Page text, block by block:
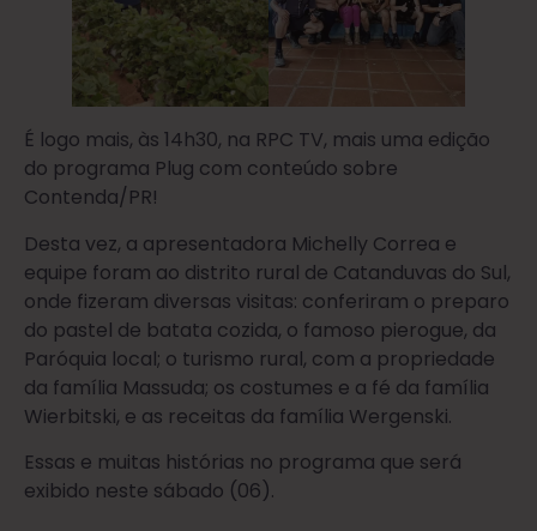
É logo mais, às 14h30, na RPC TV, mais uma edição
do programa Plug com conteúdo sobre
Contenda/PR!
Desta vez, a apresentadora Michelly Correa e
equipe foram ao distrito rural de Catanduvas do Sul,
onde fizeram diversas visitas: conferiram o preparo
do pastel de batata cozida, o famoso pierogue, da
Paróquia local; o turismo rural, com a propriedade
da família Massuda; os costumes e a fé da família
Wierbitski, e as receitas da família Wergenski.
Essas e muitas histórias no programa que será
exibido neste sábado (06).